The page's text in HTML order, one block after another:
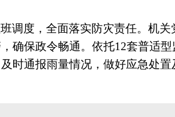
调度，全面落实防灾责任。机关
确保政令畅通。依托12套普适
及时通报雨量情况，做好应急处